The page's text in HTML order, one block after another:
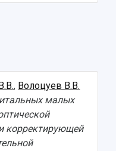
, Волоцуев В.В.
малых
корректирующей